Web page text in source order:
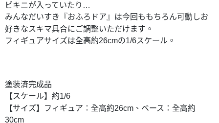
ビキニが入っていたり…
みんなだいすき『おふろドア』は今回ももちろん可動しお
好きなスキマ具合にご調整いただけます。
フィギュアサイズは全高約26cmの1/6スケール。
塗装済完成品
【スケール】約1/6
【サイズ】フィギュア：全高約26cm、ベース：全高約
30cm